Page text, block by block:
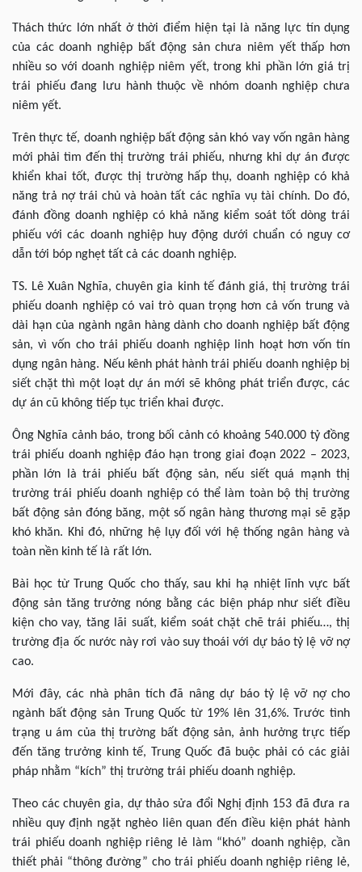
Thách thức lớn nhất ở thời điểm hiện tại là năng lực tín dụng
của các doanh nghiệp bất động sản chưa niêm yết thấp hơn
nhiều so với doanh nghiệp niêm yết, trong khi phần lớn giá trị
trái phiếu đang lưu hành thuộc về nhóm doanh nghiệp chưa
niêm yết.
Trên thực tế, doanh nghiệp bất động sản khó vay vốn ngân hàng
mới phải tìm đến thị trường trái phiếu, nhưng khi dự án được
khiển khai tốt, được thị trường hấp thụ, doanh nghiệp có khả
năng trả nợ trái chủ và hoàn tất các nghĩa vụ tài chính. Do đó,
đánh đồng doanh nghiệp có khả năng kiểm soát tốt dòng trái
phiếu với các doanh nghiệp huy động dưới chuẩn có nguy cơ
dẫn tới bóp nghẹt tất cả các doanh nghiệp.
TS. Lê Xuân Nghĩa, chuyên gia kinh tế đánh giá, thị trường trái
phiếu doanh nghiệp có vai trò quan trọng hơn cả vốn trung và
dài hạn của ngành ngân hàng dành cho doanh nghiệp bất động
sản, vì vốn cho trái phiếu doanh nghiệp linh hoạt hơn vốn tín
dụng ngân hàng. Nếu kênh phát hành trái phiếu doanh nghiệp bị
siết chặt thì một loạt dự án mới sẽ không phát triển được, các
dự án cũ không tiếp tục triển khai được.
Ông Nghĩa cảnh báo, trong bối cảnh có khoảng 540.000 tỷ đồng
trái phiếu doanh nghiệp đáo hạn trong giai đoạn 2022 – 2023,
phần lớn là trái phiếu bất động sản, nếu siết quá mạnh thị
trường trái phiếu doanh nghiệp có thể làm toàn bộ thị trường
bất động sản đóng băng, một số ngân hàng thương mại sẽ gặp
khó khăn. Khi đó, những hệ lụy đối với hệ thống ngân hàng và
toàn nền kinh tế là rất lớn.
Bài học từ Trung Quốc cho thấy, sau khi hạ nhiệt lĩnh vực bất
động sản tăng trưởng nóng bằng các biện pháp như siết điều
kiện cho vay, tăng lãi suất, kiểm soát chặt chẽ trái phiếu…, thị
trường địa ốc nước này rơi vào suy thoái với dự báo tỷ lệ vỡ nợ
cao.
Mới đây, các nhà phân tích đã nâng dự báo tỷ lệ vỡ nợ cho
ngành bất động sản Trung Quốc từ 19% lên 31,6%. Trước tình
trạng u ám của thị trường bất động sản, ảnh hưởng trực tiếp
đến tăng trưởng kinh tế, Trung Quốc đã buộc phải có các giải
pháp nhằm “kích” thị trường trái phiếu doanh nghiệp.
Theo các chuyên gia, dự thảo sửa đổi Nghị định 153 đã đưa ra
nhiều quy định ngặt nghèo liên quan đến điều kiện phát hành
trái phiếu doanh nghiệp riêng lẻ làm “khó” doanh nghiệp, cần
thiết phải “thông đường” cho trái phiếu doanh nghiệp riêng lẻ,